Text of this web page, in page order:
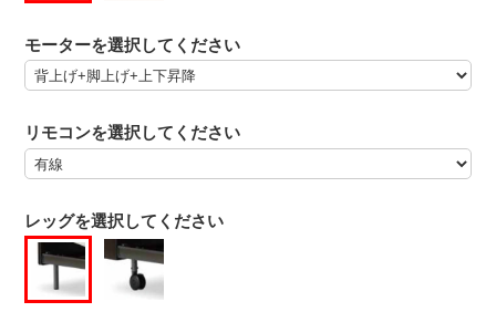
モーターを選択してください
リモコンを選択してください
レッグを選択してください